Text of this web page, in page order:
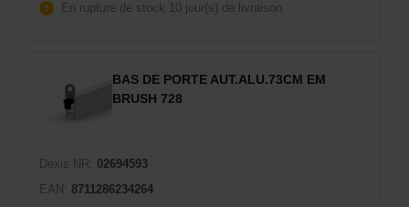
En rupture de stock 10 jour(s) de livraison
BAS DE PORTE AUT.ALU.73CM EM
BRUSH 728
Dexis NR:
02694593
EAN:
8711286234264